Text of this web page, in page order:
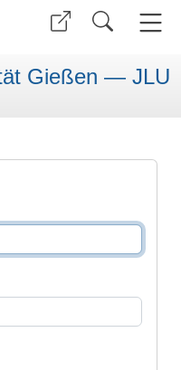
Gießen — JLU